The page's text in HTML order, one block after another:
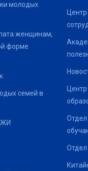
молодых
женщинам,
форме
семей в
Центр